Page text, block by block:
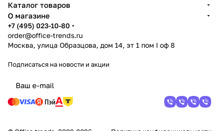
Каталог товаров
О магазине
+7 (495) 023-10-80
order@office-trends.ru
Москва, улица Образцова, дом 14, эт 1 пом I оф 8
Подписаться на новости и акции